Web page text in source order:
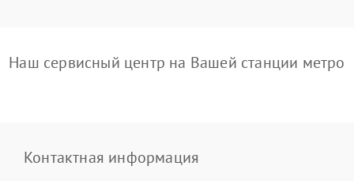
Наш сервисный центр на Вашей станции метро
Контактная информация